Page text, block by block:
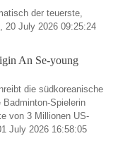
der teuerste,
20 July 2026 09:25:24
An Se-young
die südkoreanische
Spielerin
von 3 Millionen US-
July 2026 16:58:05